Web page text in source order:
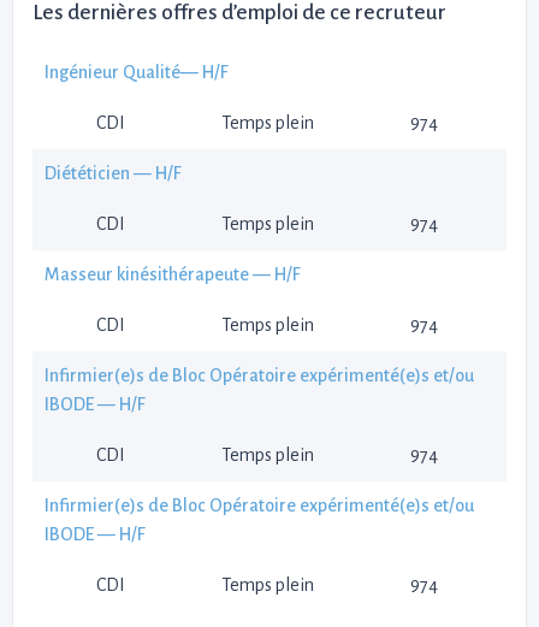
Les dernières offres d’emploi de ce recruteur
Ingénieur Qualité— H/F
CDI Temps plein 974
Diététicien — H/F
CDI Temps plein 974
Masseur kinésithérapeute — H/F
CDI Temps plein 974
Infirmier(e)s de Bloc Opératoire expérimenté(e)s et/ou
IBODE — H/F
CDI Temps plein 974
Infirmier(e)s de Bloc Opératoire expérimenté(e)s et/ou
IBODE — H/F
CDI Temps plein 974